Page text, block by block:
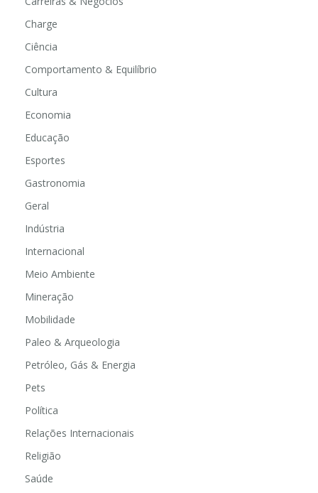
Charge
Ciência
Comportamento & Equilíbrio
Cultura
Economia
Educação
Esportes
Gastronomia
Geral
Indústria
Internacional
Meio Ambiente
Mineração
Mobilidade
Paleo & Arqueologia
Petróleo, Gás & Energia
Pets
Política
Relações Internacionais
Religião
Saúde